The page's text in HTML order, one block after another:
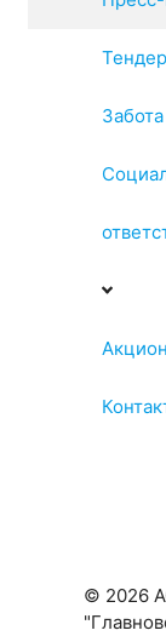
© 2026